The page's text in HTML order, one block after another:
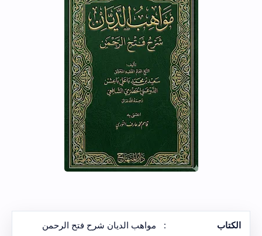
الكتاب : مواهب الديان شرح فتح الرحمن